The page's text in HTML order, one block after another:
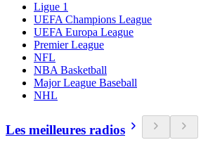
Ligue 1
UEFA Champions League
UEFA Europa League
Premier League
NFL
NBA Basketball
Major League Baseball
NHL
Les meilleures radios